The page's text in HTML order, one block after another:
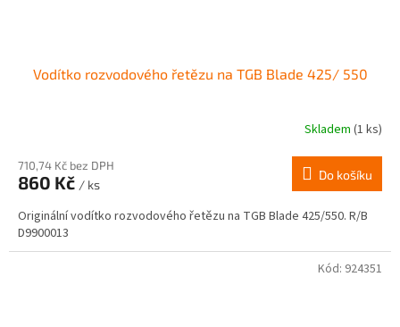
Vodítko rozvodového řetězu na TGB Blade 425/ 550
Skladem (1 ks)
710,74 Kč bez DPH
860 Kč / ks
Do košíku
Originální vodítko rozvodového řetězu na TGB Blade 425/550. R/B
D9900013
Kód: 924351